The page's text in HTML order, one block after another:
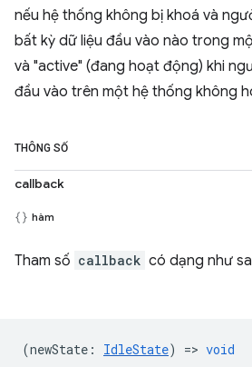
nếu hệ thống không bị khoá và
bất kỳ dữ liệu đầu vào nào trong
và "active" (đang hoạt động) khi
đầu vào trên một hệ thống không
THÔNG SỐ
callback
hàm
Tham số callback có dạng như
(newState : IdleState) => void